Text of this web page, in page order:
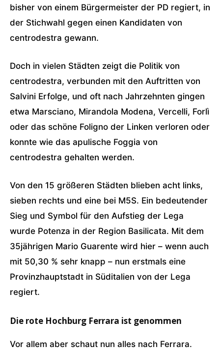
bisher von einem Bürgermeister der PD regiert, in
der Stichwahl gegen einen Kandidaten von
centrodestra gewann.
Doch in vielen Städten zeigt die Politik von
centrodestra, verbunden mit den Auftritten von
Salvini Erfolge, und oft nach Jahrzehnten gingen
etwa Marsciano, Mirandola Modena, Vercelli, Forlì
oder das schöne Foligno der Linken verloren oder
konnte wie das apulische Foggia von
centrodestra gehalten werden.
Von den 15 größeren Städten blieben acht links,
sieben rechts und eine bei M5S. Ein bedeutender
Sieg und Symbol für den Aufstieg der Lega
wurde Potenza in der Region Basilicata. Mit dem
35jährigen Mario Guarente wird hier – wenn auch
mit 50,30 % sehr knapp – nun erstmals eine
Provinzhauptstadt in Süditalien von der Lega
regiert.
Die rote Hochburg Ferrara ist genommen
Vor allem aber schaut nun alles nach Ferrara.